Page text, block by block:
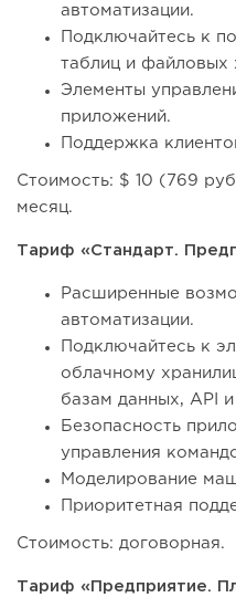
автоматизации.
Подключайтесь к
таблиц и файловых
Элементы
приложений.
Поддержка
Стоимость: $ 10 (769
месяц.
Тариф «Стандарт.
Расширенные
автоматизации.
Подключайтесь к
облачному
базам данных, API
Безопасность
управления
Моделирование
Приоритетная
Стоимость: договорная.
Тариф «Предприятие.